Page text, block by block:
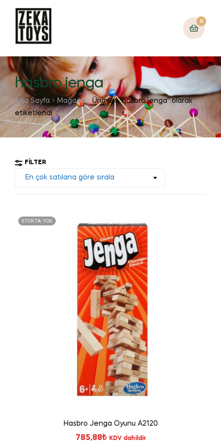
0
hasbro jenga
Ana Sayfa Mağaza
Ürünler “hasbro jenga” olarak
etiketlendi
FILTER
STOKTA YOK
Hasbro Jenga Oyunu A2120
785,88₺ KDV dahildir